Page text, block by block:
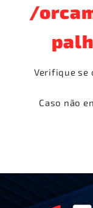
/
Verifique se
Caso não